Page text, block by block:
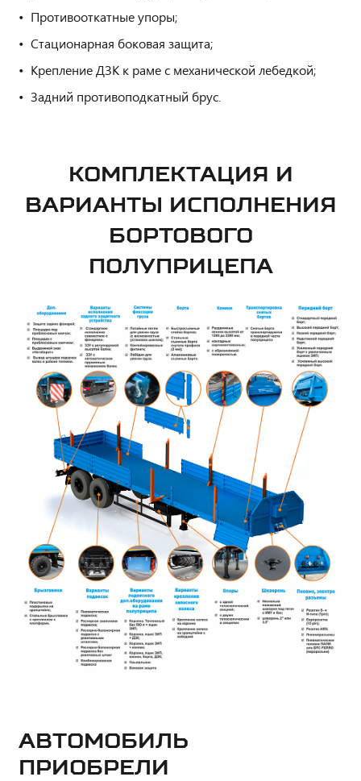
Противооткатные упоры;
Стационарная боковая защита;
Крепление ДЗК к раме с механической лебедкой;
Задний противоподкатный брус.
КОМПЛЕКТАЦИЯ И
ВАРИАНТЫ ИСПОЛНЕНИЯ
БОРТОВОГО
ПОЛУПРИЦЕПА
Автомобиль
приобрели